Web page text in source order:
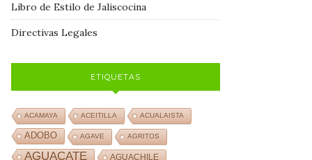
Libro de Estilo de Jaliscocina
Directivas Legales
ETIQUETAS
ACAMAYA ACEITILLA ACUALAISTA
ADOBO AGAVE AGRITOS
AGUACATE AGUACHILE